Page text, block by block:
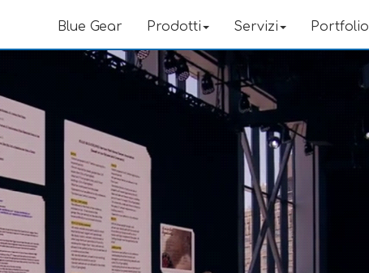
Blue Gear Prodotti Servizi Portfolio